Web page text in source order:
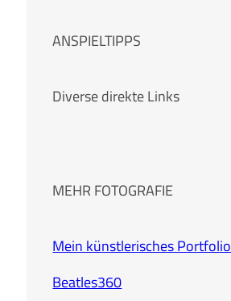
i
ANSPIELTIPPS
Diverse direkte Links
MEHR FOTOGRAFIE
Mein künstlerisches Portfolio
Beatles360